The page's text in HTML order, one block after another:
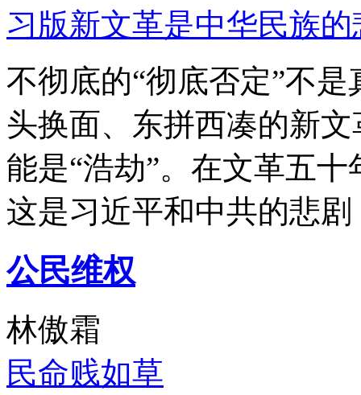
习版新文革是中华民族的
不彻底的“彻底否定”不
头换面、东拼西凑的新
能是“浩劫”。在文革五
这是习近平和中共的悲
公民维权
林傲霜
民命贱如草